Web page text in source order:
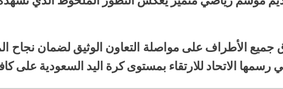
جميع الأطراف على مواصلة التعاون الوثيق لضمان نجاح
رسمها الاتحاد للارتقاء بمستوى كرة اليد السعودية على